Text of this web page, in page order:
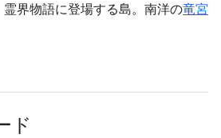
霊界物語に登場する島。南洋の竜宮
ド